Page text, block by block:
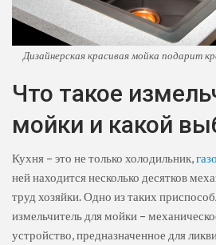
Дизайнерская красивая мойка подарит
Что такое
мойки и какой
Кухня – это не только холодильник,
ней находится несколько десятков
труд хозяйки. Одно из таких
измельчитель для мойки –
устройство, предназначенное для